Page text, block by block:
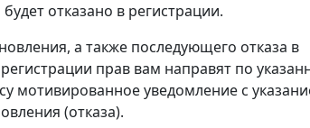
отказано в регистрации.
а также последующего отказа в
прав вам направят по
мотивированное уведомление с
(отказа).